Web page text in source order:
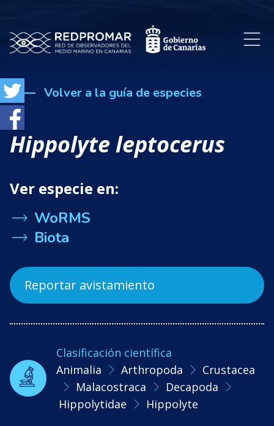
Volver a la guía de especies
Hippolyte leptocerus
Ver especie en:
WoRMS
Biota
Reportar avistamiento
Clasificación científica
Animalia
Arthropoda
Crustacea
Malacostraca
Decapoda
Hippolytidae
Hippolyte